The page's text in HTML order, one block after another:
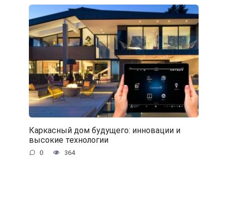
Каркасный дом будущего: инновации и
высокие технологии
0 364